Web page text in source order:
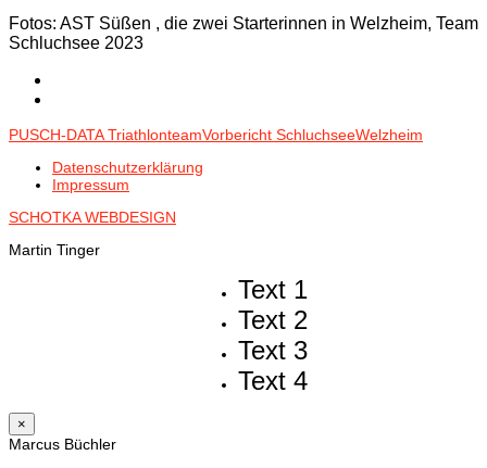
Fotos: AST Süßen , die zwei Starterinnen in Welzheim, Team
Schluchsee 2023
PUSCH-DATA TriathlonteamVorbericht SchluchseeWelzheim
Datenschutzerklärung
Impressum
SCHOTKA WEBDESIGN
Martin Tinger
Text 1
Text 2
Text 3
Text 4
×
Marcus Büchler